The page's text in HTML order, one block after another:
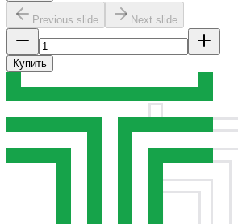
Previous slide Next slide
Купить